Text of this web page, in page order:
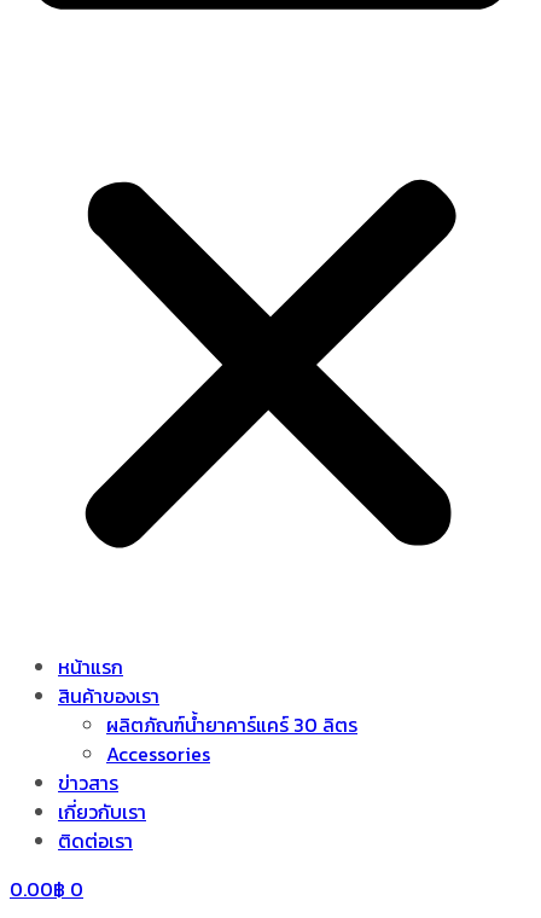
หน้าแรก
สินค้าของเรา
ผลิตภัณฑ์น้ำยาคาร์แคร์ 30 ลิตร
Accessories
ข่าวสาร
เกี่ยวกับเรา
ติดต่อเรา
0.00฿ 0